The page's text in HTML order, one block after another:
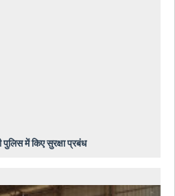
में किए सुरक्षा प्रबंध